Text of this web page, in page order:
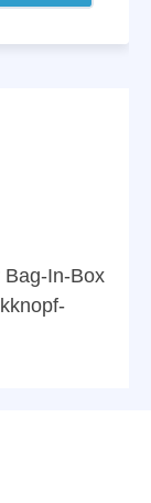
In-Box